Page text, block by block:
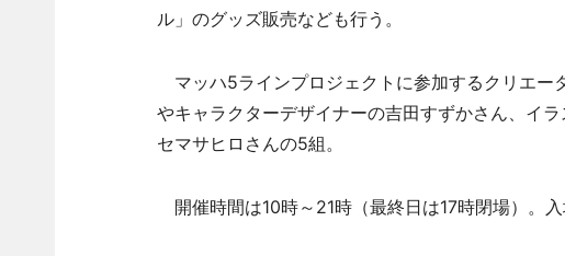
ル」のグッズ販売なども行う。
マッハ5ラインプロジェクトに参加するクリエー
やキャラクターデザイナーの吉田すずかさん、イ
セマサヒロさんの5組。
開催時間は10時～21時（最終日は17時閉場）。入